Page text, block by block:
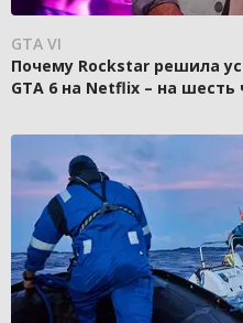
GTA VI
Почему Rockstar решила
GTA 6 на Netflix – на